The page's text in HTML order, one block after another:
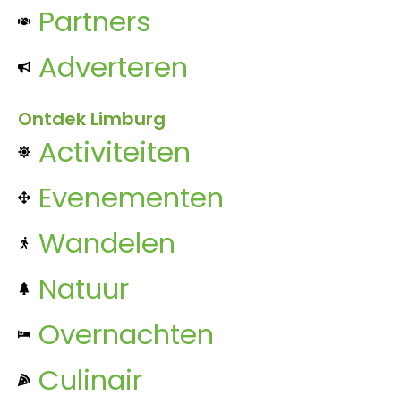
Partners
Adverteren
Ontdek Limburg
Activiteiten
Evenementen
Wandelen
Natuur
Overnachten
Culinair